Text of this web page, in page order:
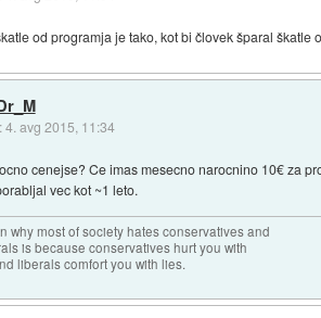
od programja je tako, kot bi človek šparal škatle
4. avg 2015, 11:34
cenejse? Ce imas mesecno narocnino 10€ za
vec kot ~1 leto.
why most of society hates conservatives and
is because conservatives hurt you with
liberals comfort you with lies.